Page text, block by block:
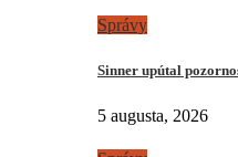
Správy
Sinner upútal
5 augusta, 2026